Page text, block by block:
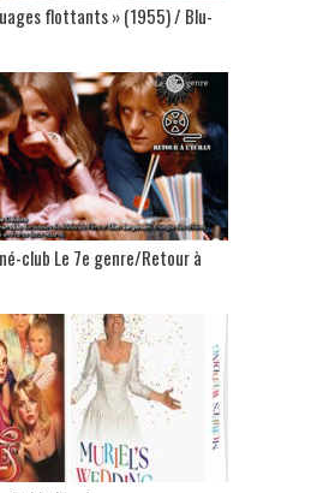
flottants » (1955) / Blu-
club Le 7e genre/Retour à